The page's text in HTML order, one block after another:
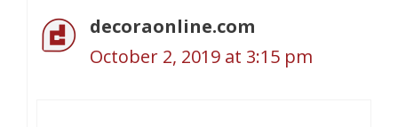
decoraonline.com
October 2, 2019 at 3:15 pm